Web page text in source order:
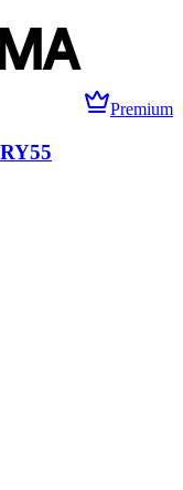
Premium